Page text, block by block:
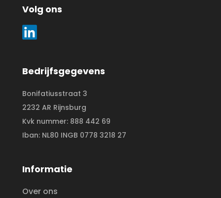
Volg ons
Bedrijfsgegevens
Bonifatiusstraat 3
2232 AR Rijnsburg
Kvk nummer: 888 442 69
Iban: NL80 INGB 0778 3218 27
Informatie
Over ons